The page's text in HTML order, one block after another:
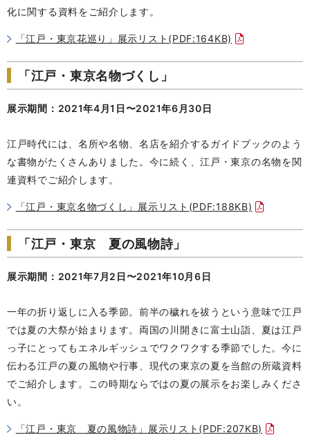
化に関する資料をご紹介します。
「江戸・東京花巡り」展示リスト(PDF:164KB)
「江戸・東京名物づくし」
展示期間：2021年4月1日〜2021年6月30日
江戸時代には、名所や名物、名店を紹介するガイドブックのよう
な書物がたくさんありました。今に続く、江戸・東京の名物を関
連資料でご紹介します。
「江戸・東京名物づくし」展示リスト(PDF:188KB)
「江戸・東京 夏の風物詩」
展示期間：2021年7月2日〜2021年10月6日
一年の折り返しに入る季節。前半の穢れを祓うという意味で江戸
では夏の大祭が始まります。両国の川開きに富士山詣、夏は江戸
っ子にとってもエネルギッシュでワクワクする季節でした。今に
伝わる江戸の夏の風物や行事、現代の東京の夏を当館の所蔵資料
でご紹介します。この時期ならではの夏の展示をお楽しみくださ
い。
「江戸・東京 夏の風物詩」展示リスト(PDF:207KB)